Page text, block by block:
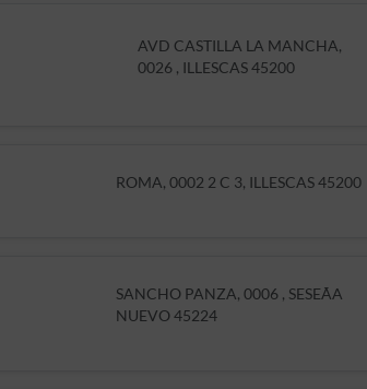
AVD CASTILLA LA MANCHA,
0026 , ILLESCAS 45200
ROMA, 0002 2 C 3, ILLESCAS 45200
SANCHO PANZA, 0006 , SESEÃA
NUEVO 45224